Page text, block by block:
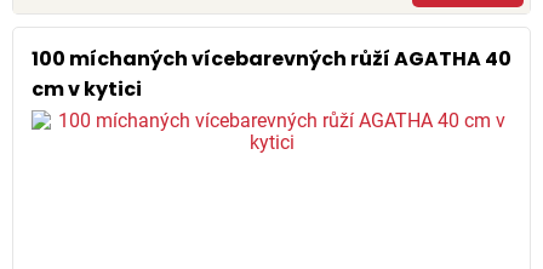
100 míchaných vícebarevných růží AGATHA 40
cm v kytici